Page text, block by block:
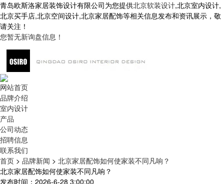
青岛欧斯洛家居装饰设计有限公司为您提供北京软装设计,北京室内设计,
北京买手店,北京空间设计,北京家居配饰等相关信息发布和资讯展示，敬
请关注！
您暂无新询盘信息！
网站首页
品牌介绍
室内设计
产品
公司动态
招聘信息
联系我们
首页 > 品牌新闻 > 北京家居配饰如何使家装不同凡响？
北京家居配饰如何使家装不同凡响？
发布时间：2026-6-28 3:00:00